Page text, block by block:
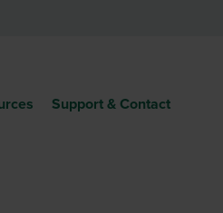
Support & Contact